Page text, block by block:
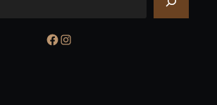
Facebook Instagram